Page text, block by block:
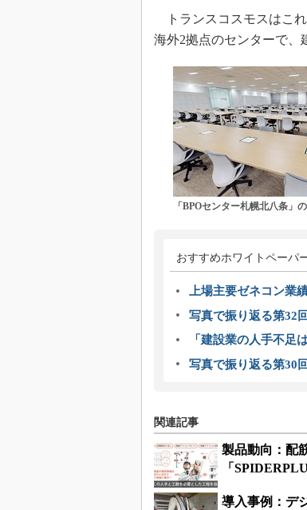
トランスコスモスはこ
海外2拠点のセンターで、
「BPOセンター札幌北八条」
おすすめホワイトペーパ
上場主要ゼネコン業
写真で振り返る第32
「建設業の人手不足
写真で振り返る第30
関連記事
製品動向：配
「
導入事例：デ